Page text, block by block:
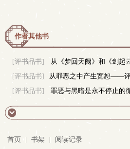
作者其他书
[评书品书]
从《梦回天阙》和《剑起
恋的写作风
[评书品书]
从罪恶之中产生宽恕——评
[评书品书]
罪恶与黑暗是永不停止
尘溅血》
首页 书架 阅读记录